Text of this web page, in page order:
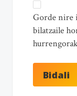
Gorde nire
bilatzaile